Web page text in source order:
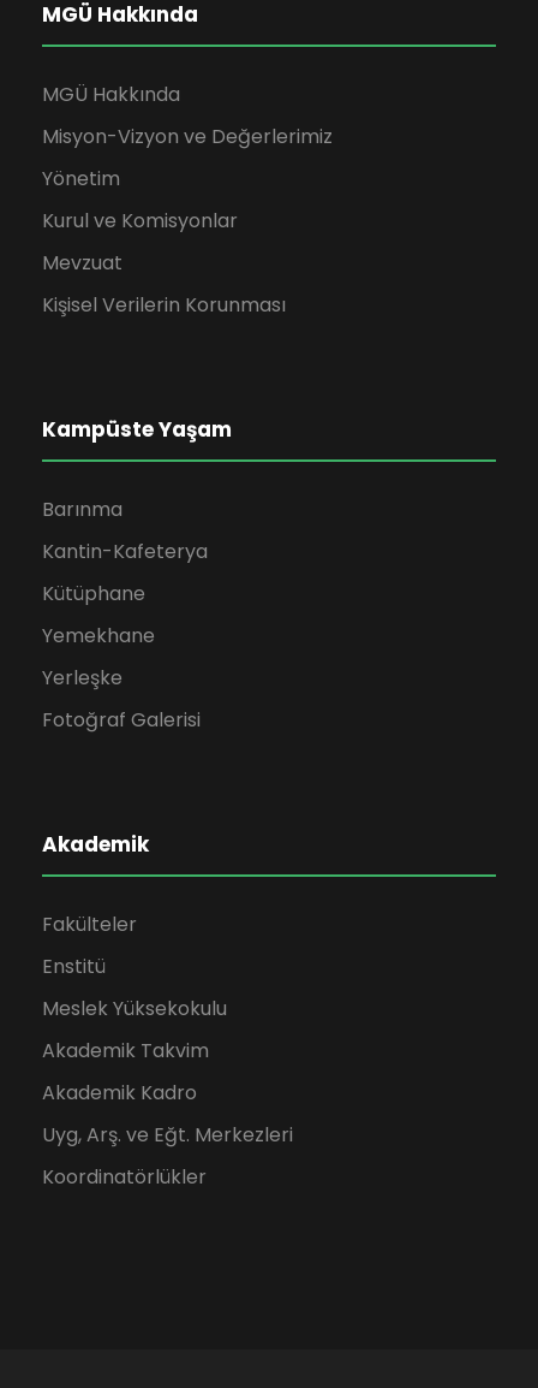
MGÜ Hakkında
MGÜ Hakkında
Misyon-Vizyon ve Değerlerimiz
Yönetim
Kurul ve Komisyonlar
Mevzuat
Kişisel Verilerin Korunması
Kampüste Yaşam
Barınma
Kantin-Kafeterya
Kütüphane
Yemekhane
Yerleşke
Fotoğraf Galerisi
Akademik
Fakülteler
Enstitü
Meslek Yüksekokulu
Akademik Takvim
Akademik Kadro
Uyg, Arş. ve Eğt. Merkezleri
Koordinatörlükler